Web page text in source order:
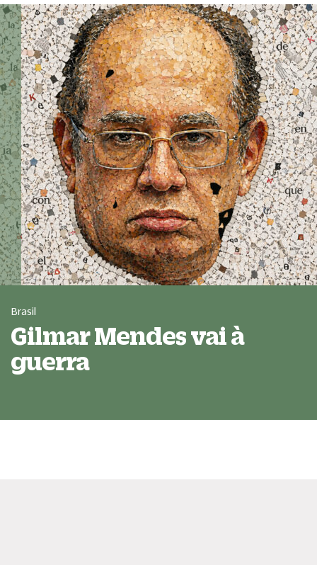
Brasil
Gilmar Mendes vai à
guerra